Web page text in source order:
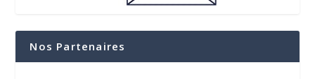
Nos Partenaires